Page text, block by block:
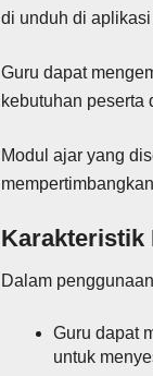
di unduh di
Guru dapat
kebutuhan peserta
Modul ajar yang
Karakteristik
Dalam
Guru dapat
untuk